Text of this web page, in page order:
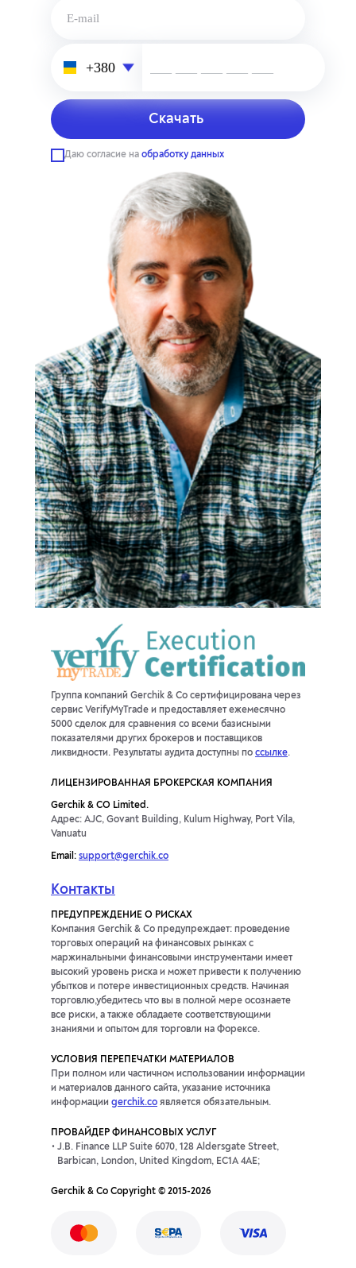
Даю согласие на обработку данных
Группа компаний Gerchik & Co сертифицирована через
сервис VerifyMyTrade и предоставляет ежемесячно
5000 сделок для сравнения со всеми базисными
показателями других брокеров и поставщиков
ликвидности. Результаты аудита доступны по ссылке.
ЛИЦЕНЗИРОВАННАЯ БРОКЕРСКАЯ КОМПАНИЯ
Gerchik & CO Limited.
Адрес: AJC, Govant Building, Kulum Highway, Port Vila,
Vanuatu
Email: support@gerchik.co
Контакты
ПРЕДУПРЕЖДЕНИЕ О РИСКАХ
Компания Gerchik & Co предупреждает: проведение
торговых операций на финансовых рынках с
маржинальными финансовыми инструментами имеет
высокий уровень риска и может привести к получению
убытков и потере инвестиционных средств. Начиная
торговлю,убедитесь что вы в полной мере осознаете
все риски, а также обладаете соответствующими
знаниями и опытом для торговли на Форексе.
УСЛОВИЯ ПЕРЕПЕЧАТКИ МАТЕРИАЛОВ
При полном или частичном использовании информации
и материалов данного сайта, указание источника
информации gerchik.co является обязательным.
ПРОВАЙДЕР ФИНАНСОВЫХ УСЛУГ
J.B. Finance LLP Suite 6070, 128 Aldersgate Street,
Barbican, London, United Kingdom, EC1A 4AE;
Gerchik & Co Copyright © 2015-2026